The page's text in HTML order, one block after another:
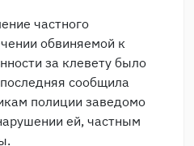
частного
обвиняемой к
за клевету было
сообщила
полиции заведомо
ей, частным